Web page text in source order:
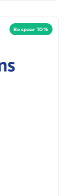
Bespaar 10%